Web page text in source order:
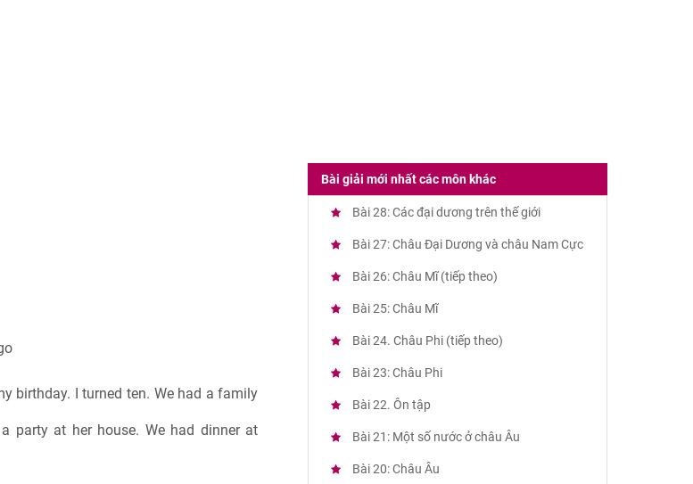
birthday. I turned ten. We had a family
a party at her house. We had dinner at
Bài giải mới nhất các môn khác
Bài 28: Các đại dương trên thế giới
Bài 27: Châu Đại Dương và châu Nam Cực
Bài 26: Châu Mĩ (tiếp theo)
Bài 25: Châu Mĩ
Bài 24. Châu Phi (tiếp theo)
Bài 23: Châu Phi
Bài 22. Ôn tập
Bài 21: Một số nước ở châu Âu
Bài 20: Châu Âu